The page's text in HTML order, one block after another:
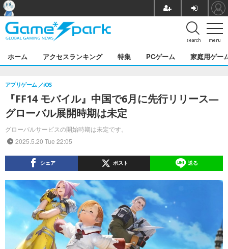
menu
search
ホーム アクセスランキング 特集 PCゲーム 家庭用ゲー
『FF14 モバイル』中国で6月に先行リリース―
グローバル展開時期は未定
グローバルサービスの開始時期は未定です。
アプリゲーム iOS
2025.5.20 Tue 22:05
シェア ポスト 送る